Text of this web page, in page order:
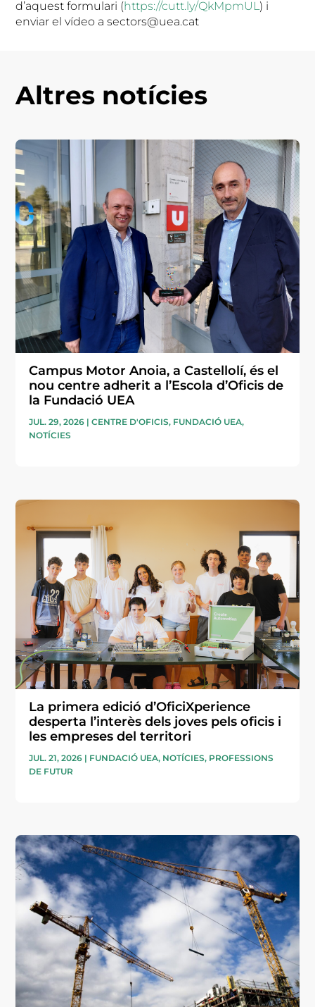
d’aquest formulari (https://cutt.ly/QkMpmUL) i
enviar el vídeo a sectors@uea.cat
Altres notícies
Campus Motor Anoia, a Castellolí, és el
nou centre adherit a l’Escola d’Oficis de
la Fundació UEA
JUL. 29, 2026 |CENTRE D'OFICIS, FUNDACIÓ UEA,
NOTÍCIES
La primera edició d’OficiXperience
desperta l’interès dels joves pels oficis i
les empreses del territori
JUL. 21, 2026 | FUNDACIÓ UEA, NOTÍCIES, PROFESSIONS
DE FUTUR